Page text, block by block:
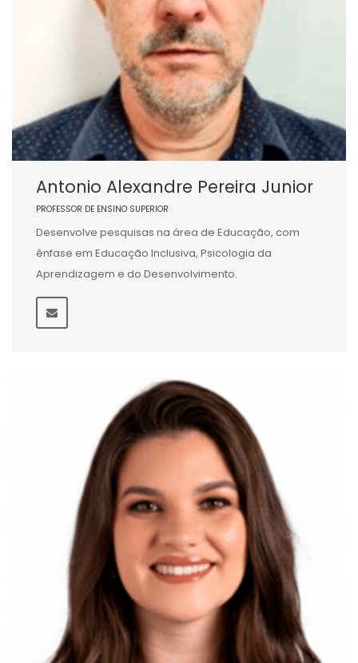
Antonio Alexandre Pereira Junior
PROFESSOR DE ENSINO SUPERIOR
Desenvolve pesquisas na área de Educação, com
ênfase em Educação Inclusiva, Psicologia da
Aprendizagem e do Desenvolvimento.